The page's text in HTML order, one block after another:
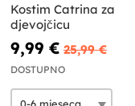
Kostim Catrina za
djevojčicu
9,99 € 25,99 €
DOSTUPNO